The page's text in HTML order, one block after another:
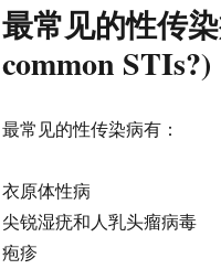
最常见的性传
common STIs?)
最常见的性传染病有：
衣原体性病
尖锐湿疣和人乳头瘤病毒
疱疹